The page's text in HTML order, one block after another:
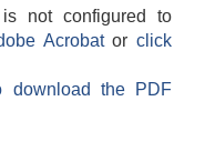
not configured to
Acrobatorclick
download the PDF